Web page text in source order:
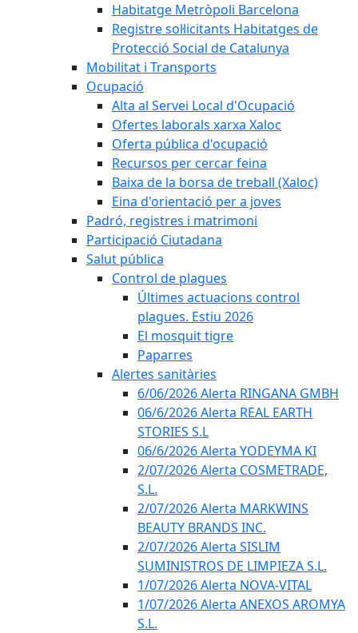
Habitatge Metròpoli Barcelona
Registre sol·licitants Habitatges de
Protecció Social de Catalunya
Mobilitat i Transports
Ocupació
Alta al Servei Local d'Ocupació
Ofertes laborals xarxa Xaloc
Oferta pública d'ocupació
Recursos per cercar feina
Baixa de la borsa de treball (Xaloc)
Eina d'orientació per a joves
Padró, registres i matrimoni
Participació Ciutadana
Salut pública
Control de plagues
Últimes actuacions control
plagues. Estiu 2026
El mosquit tigre
Paparres
Alertes sanitàries
6/06/2026 Alerta RINGANA GMBH
06/6/2026 Alerta REAL EARTH
STORIES S.L
06/6/2026 Alerta YODEYMA KI
2/07/2026 Alerta COSMETRADE,
S.L.
2/07/2026 Alerta MARKWINS
BEAUTY BRANDS INC.
2/07/2026 Alerta SISLIM
SUMINISTROS DE LIMPIEZA S.L.
1/07/2026 Alerta NOVA-VITAL
1/07/2026 Alerta ANEXOS AROMYA
S.L.